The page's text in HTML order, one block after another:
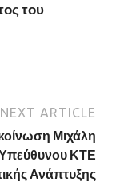
του
NEXT ARTICLE
Μιχάλη
ΚΤΕ
Ανάπτυξης